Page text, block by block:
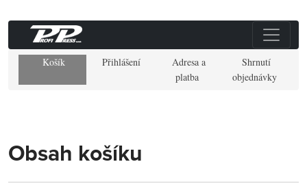
Košík Přihlášení
Adresa a
platba
Shrnutí
objednávky
Obsah košíku